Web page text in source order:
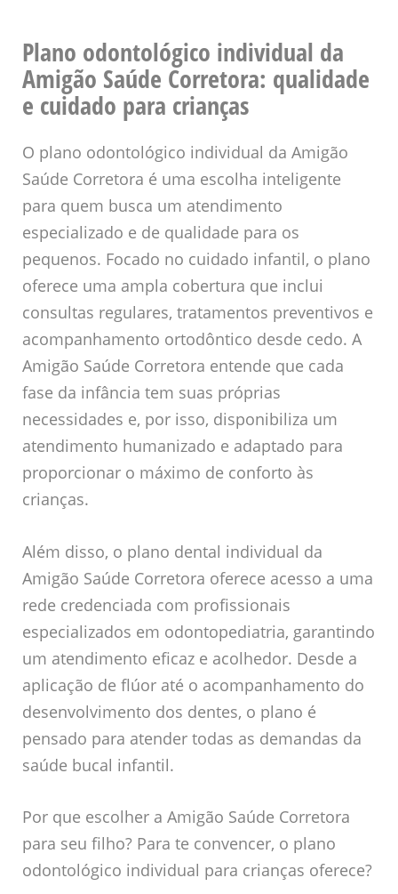
Plano odontológico individual da
Amigão Saúde Corretora: qualidade
e cuidado para crianças
O plano odontológico individual da Amigão
Saúde Corretora é uma escolha inteligente
para quem busca um atendimento
especializado e de qualidade para os
pequenos. Focado no cuidado infantil, o plano
oferece uma ampla cobertura que inclui
consultas regulares, tratamentos preventivos e
acompanhamento ortodôntico desde cedo. A
Amigão Saúde Corretora entende que cada
fase da infância tem suas próprias
necessidades e, por isso, disponibiliza um
atendimento humanizado e adaptado para
proporcionar o máximo de conforto às
crianças.
Além disso, o plano dental individual da
Amigão Saúde Corretora oferece acesso a uma
rede credenciada com profissionais
especializados em odontopediatria, garantindo
um atendimento eficaz e acolhedor. Desde a
aplicação de flúor até o acompanhamento do
desenvolvimento dos dentes, o plano é
pensado para atender todas as demandas da
saúde bucal infantil.
Por que escolher a Amigão Saúde Corretora
para seu filho? Para te convencer, o plano
odontológico individual para crianças oferece?